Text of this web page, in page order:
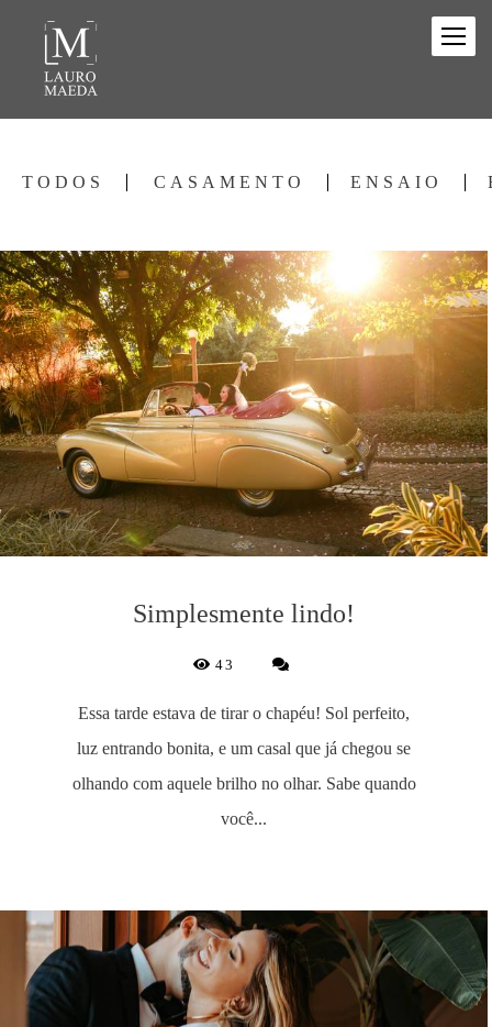
TODOS CASAMENTO ENSAIO
Simplesmente lindo!
43
Essa tarde estava de tirar o chapéu! Sol perfeito,
luz entrando bonita, e um casal que já chegou se
olhando com aquele brilho no olhar. Sabe quando
você...